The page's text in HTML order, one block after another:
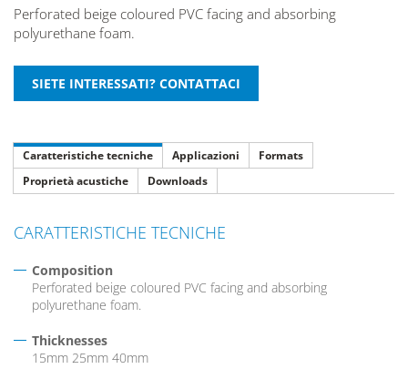
Perforated beige coloured PVC facing and absorbing
polyurethane foam.
Caratteristiche tecniche Applicazioni
Formats
Proprietà acustiche
Downloads
CARATTERISTICHE TECNICHE
Composition
Perforated beige coloured PVC facing and absorbing
polyurethane foam.
Thicknesses
15mm 25mm 40mm